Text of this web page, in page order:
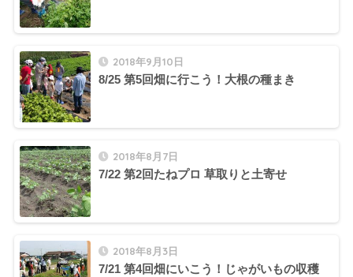
2018年9月10日
8/25 第5回畑に行こう！大根の種まき
2018年8月7日
7/22 第2回たねプロ 草取りと土寄せ
2018年8月3日
7/21 第4回畑にいこう！じゃがいもの収穫